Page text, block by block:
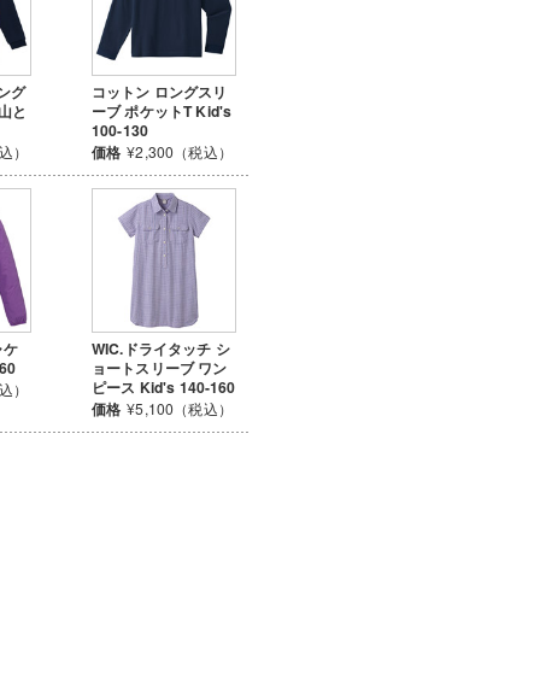
グ
と
）
コットン ロングスリ
ーブ ポケットT Kid's
100-130
価格 ¥2,300（税込）
）
WIC.ドライタッチ シ
ョートスリーブ ワン
ピース Kid's 140-160
価格 ¥5,100（税込）